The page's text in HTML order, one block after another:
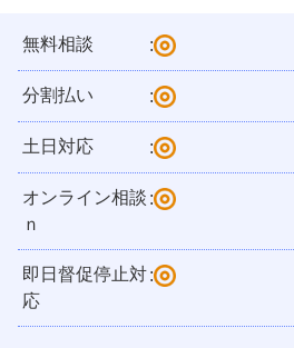
無料相談 :
分割払い :
土日対応 :
オンライン相談
ｎ
:
即日督促停止対
応
: